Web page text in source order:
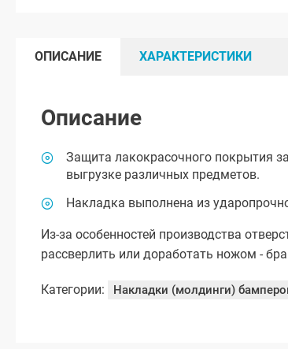
ОПИСАНИЕ ХАРАКТЕРИСТИКИ
Описание
Защита лакокрасочного покрытия
выгрузке различных предметов.
Накладка выполнена из
Из-за особенностей производства
рассверлить или доработать ножом -
Категории: Накладки (молдинги)